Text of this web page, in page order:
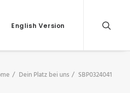
English Version
Dein Platz bei uns SBP0324041